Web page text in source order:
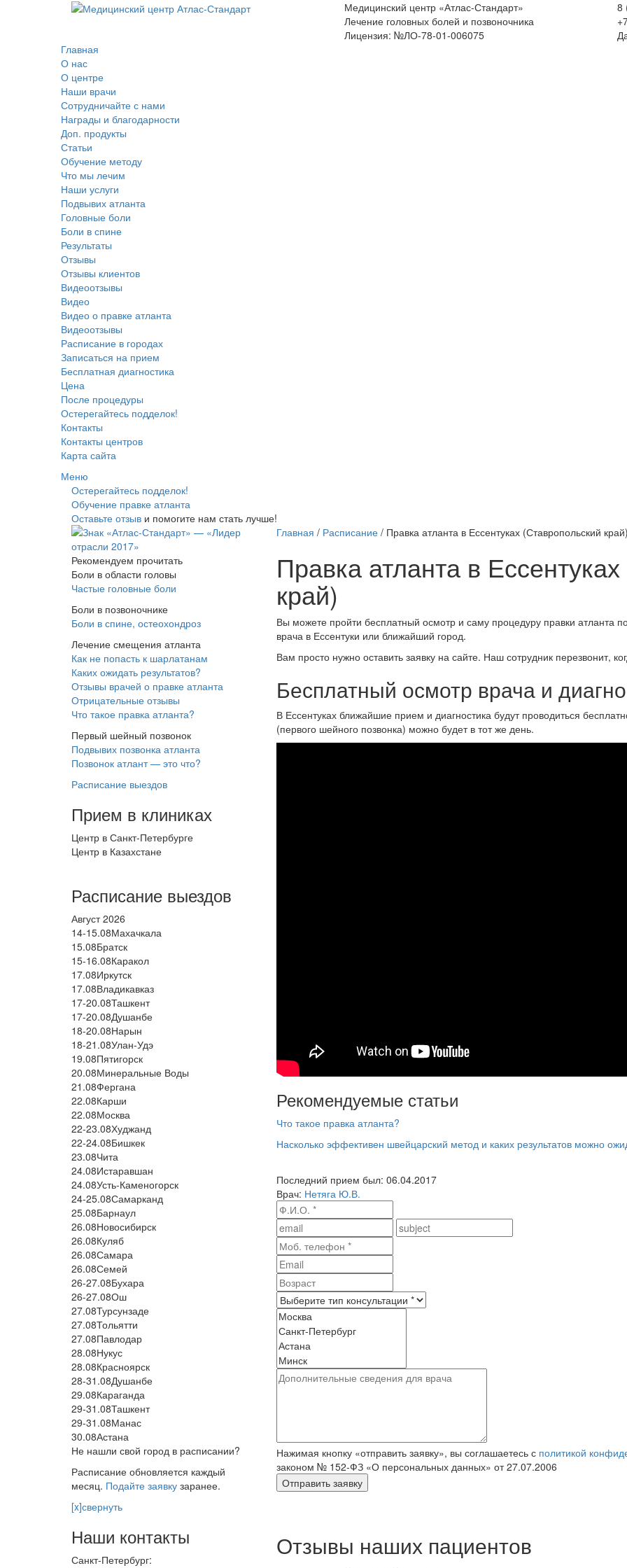
Медицинский центр «Атлас-Стандарт»
Лечение головных болей и позвоночника
Лицензия: №ЛО-78-01-006075
8
Главная
О нас
О центре
Наши врачи
Сотрудничайте с нами
Награды и благодарности
Доп. продукты
Статьи
Обучение методу
Что мы лечим
Наши услуги
Подвывих атланта
Головные боли
Боли в спине
Результаты
Отзывы
Отзывы клиентов
Видеоотзывы
Видео
Видео о правке атланта
Видеоотзывы
Расписание в городах
Записаться на прием
Бесплатная диагностика
Цена
После процедуры
Остерегайтесь подделок!
Контакты
Контакты центров
Карта сайта
Меню
Остерегайтесь подделок!
Обучение правке атланта
Оставьте отзыв и помогите нам стать лучше!
Рекомендуем прочитать
Боли в области головы
Частые головные боли
Боли в позвоночнике
Боли в спине, остеохондроз
Лечение смещения атланта
Как не попасть к шарлатанам
Каких ожидать результатов?
Отзывы врачей о правке атланта
Отрицательные отзывы
Что такое правка атланта?
Первый шейный позвонок
Подвывих позвонка атланта
Позвонок атлант — это что?
Расписание выездов
Прием в клиниках
Центр в Санкт-Петербурге
Центр в Казахстане
Расписание выездов
Август 2026
14-15.08Махачкала
15.08Братск
15-16.08Каракол
17.08Иркутск
17.08Владикавказ
17-20.08Ташкент
17-20.08Душанбе
18-20.08Нарын
18-21.08Улан-Удэ
19.08Пятигорск
20.08Минеральные Воды
21.08Фергана
22.08Карши
22.08Москва
22-23.08Худжанд
22-24.08Бишкек
23.08Чита
24.08Истаравшан
24.08Усть-Каменогорск
24-25.08Самарканд
25.08Барнаул
26.08Новосибирск
26.08Куляб
26.08Самара
26.08Семей
26-27.08Бухара
26-27.08Ош
27.08Турсунзаде
27.08Тольятти
27.08Павлодар
28.08Нукус
28.08Красноярск
28-31.08Душанбе
29.08Караганда
29-31.08Ташкент
29-31.08Манас
30.08Астана
Не нашли свой город в расписании?
Расписание обновляется каждый
месяц. Подайте заявку заранее.
[x]свернуть
Наши контакты
Санкт-Петербург:
Главная / Расписание/ Правка атланта в Ессентуках (Ставропольский край)
Правка атланта в
край)
Вы можете пройти бесплатный осмотр и саму процедуру правки атланта
врача в Ессентуки или ближайший город.
Вам просто нужно оставить заявку на сайте. Наш сотрудник перезвонит,
Бесплатный осмотр врача и
В Ессентуках ближайшие прием и диагностика будут проводиться
(первого шейного позвонка) можно будет в тот же день.
Рекомендуемые статьи
Что такое правка атланта?
Насколько эффективен швейцарский метод и каких результатов можно
Последний прием был: 06.04.2017
Врач: Нетяга Ю.В.
Нажимая кнопку «отправить заявку», вы соглашаетесь с политикой
законом № 152‑ФЗ «О персональных данных» от 27.07.2006
Отзывы наших пациентов